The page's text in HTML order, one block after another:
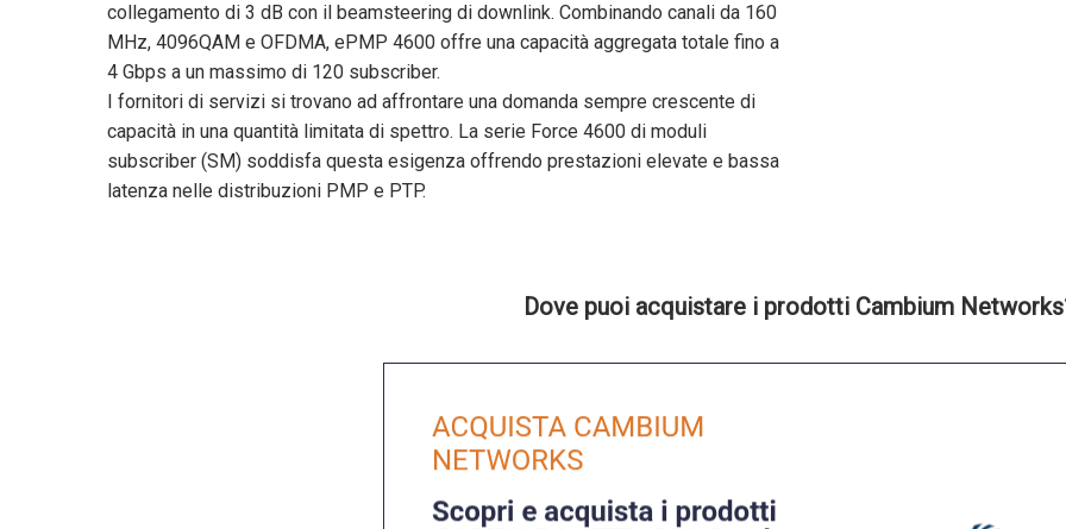
collegamento di 3 dB con il beamsteering di downlink. Combinando canali da 160
MHz, 4096QAM e OFDMA, ePMP 4600 offre una capacità aggregata totale fino a
4 Gbps a un massimo di 120 subscriber.
I fornitori di servizi si trovano ad affrontare una domanda sempre crescente di
capacità in una quantità limitata di spettro. La serie Force 4600 di moduli
subscriber (SM) soddisfa questa esigenza offrendo prestazioni elevate e bassa
latenza nelle distribuzioni PMP e PTP.
Dove puoi acquistare i prodotti Cambium